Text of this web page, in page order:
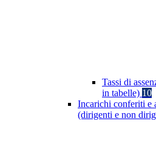
Tassi di
in tabelle) 10
Incarichi conferiti e
(dirigenti e non